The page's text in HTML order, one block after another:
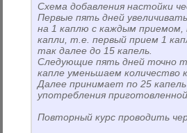
Схема добавления настойки
Первые пять дней
на 1 каплю с каждым приемом,
капли, т.е. первый прием 1
так далее до 15 капель.
Следующие пять дней точно
капле уменьшаем количество
Далее принимает по 25
употребления
Повторный курс проводить